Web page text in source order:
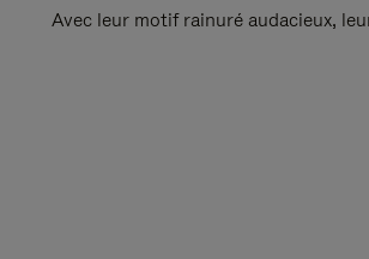
Avec leur motif rainuré audacieux,